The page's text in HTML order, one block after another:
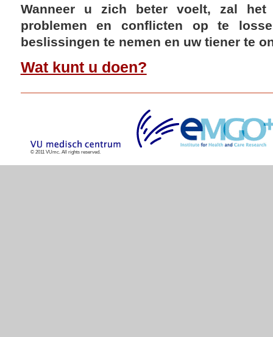
Wanneer u zich beter voelt, zal het
problemen en conflicten op te
beslissingen te nemen en uw tiener te
Wat kunt u doen?
© 2011 VUmc. All rights reserved.